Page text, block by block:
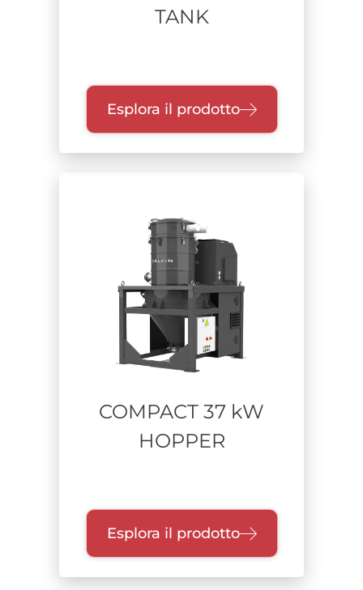
TANK
Esplora il prodotto
COMPACT 37 kW
HOPPER
Esplora il prodotto